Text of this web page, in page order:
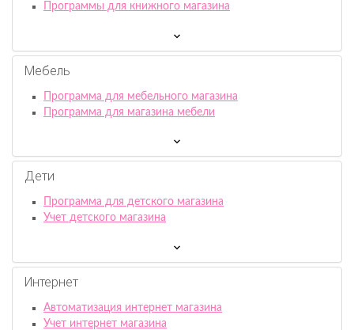
Программы для книжного магазина
Мебель
Программа для мебельного магазина
Программа для магазина мебели
Дети
Программа для детского магазина
Учет детского магазина
Интернет
Автоматизация интернет магазина
Учет интернет магазина